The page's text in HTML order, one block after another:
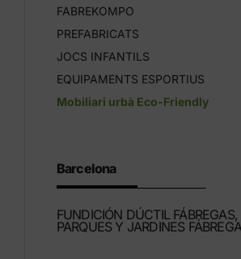
FABREKOMPO
PREFABRICATS
JOCS INFANTILS
EQUIPAMENTS ESPORTIUS
Mobiliari urbà Eco-Friendly
Barcelona
FUNDICIÓN DÚCTIL FÁBREGAS,
PARQUES Y JARDINES